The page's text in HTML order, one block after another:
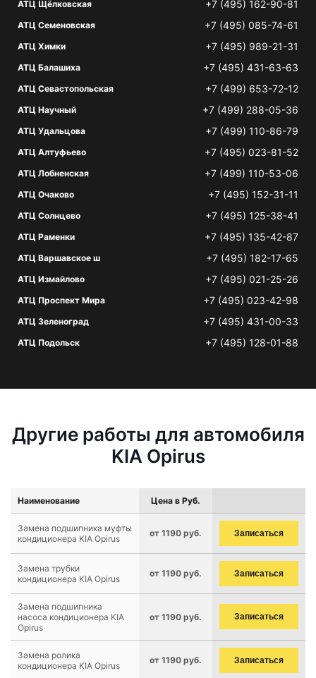
АТЦ Щёлковская +7 (495) 162-90-81
АТЦ Семеновская +7 (495) 085-74-61
АТЦ Химки +7 (495) 989-21-31
АТЦ Балашиха +7 (495) 431-63-63
АТЦ Севастопольская +7 (499) 653-72-12
АТЦ Научный +7 (499) 288-05-36
АТЦ Удальцова +7 (499) 110-86-79
АТЦ Алтуфьево +7 (495) 023-81-52
АТЦ Лобненская +7 (499) 110-53-06
АТЦ Очаково +7 (495) 152-31-11
АТЦ Солнцево +7 (495) 125-38-41
АТЦ Раменки +7 (495) 135-42-87
АТЦ Варшавское ш +7 (495) 182-17-65
АТЦ Измайлово +7 (495) 021-25-26
АТЦ Проспект Мира +7 (495) 023-42-98
АТЦ Зеленоград +7 (495) 431-00-33
АТЦ Подольск +7 (495) 128-01-88
Другие работы для автомобиля
KIA Opirus
Наименование Цена в Руб.
Замена подшипника муфты
кондиционера KIA Opirus
от 1190 руб. Записаться
Замена трубки
кондиционера KIA Opirus
от 1190 руб. Записаться
Замена подшипника
насоса кондиционера KIA
Opirus
от 1190 руб. Записаться
Замена ролика
кондиционера KIA Opirus
от 1190 руб. Записаться